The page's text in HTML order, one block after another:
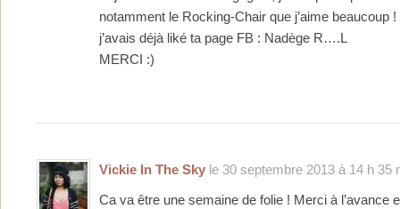
notamment le Rocking-Chair que j’aime beaucoup !
j’avais déjà liké ta page FB : Nadège R….L
MERCI :)
Vickie In The Sky le 30 septembre 2013 à 14 h 35
Ca va être une semaine de folie ! Merci à l’avance